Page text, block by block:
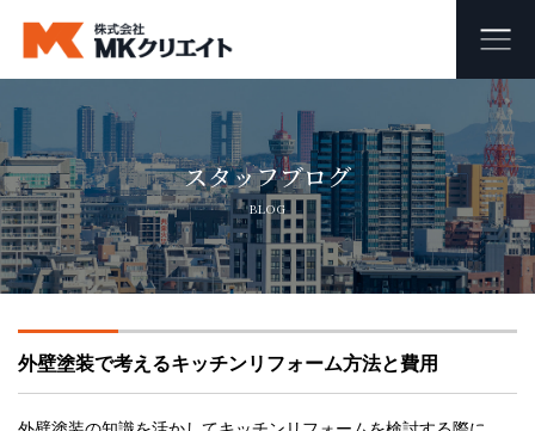
ホーム
MKクリエイトのワンストップ自社施工
ビル・マンション・商業施設の大規模修繕工事
外壁塗装・防水工事
オフィス・店舗の内装リフォーム・リノベーション
足場組み立て・解体工事
スタッフブログ
BLOG
外壁塗装で考えるキッチンリフォーム方法と費用